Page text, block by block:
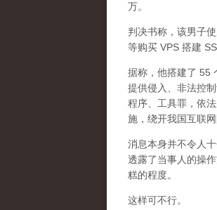
万。
判决书称，该男子使
等购买 VPS 搭建
据称，他搭建了 55
提供侵入、非法控
程序、工具罪，依
施，绕开我国互联
消息本身并不令人
透露了当事人的操
糕的程度。
这样可不行。